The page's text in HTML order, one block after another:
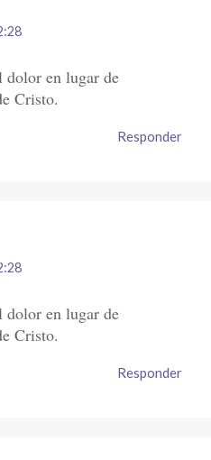
dolor en lugar de
Cristo.
Responder
dolor en lugar de
Cristo.
Responder